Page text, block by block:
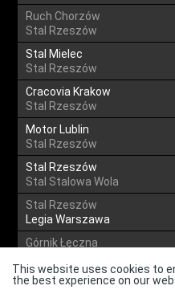
Ruch Chorzów
Stal Rzeszów
Stal Mielec
Stal Rzeszów
Cracovia Krakow
Stal Rzeszów
Motor Lublin
Stal Rzeszów
Stal Rzeszów
Stal Stalowa Wola
Stal Rzeszów
Legia Warszawa
Górnik Łęczna
Stal Rzeszów
This website uses cookies to
the best experience on our